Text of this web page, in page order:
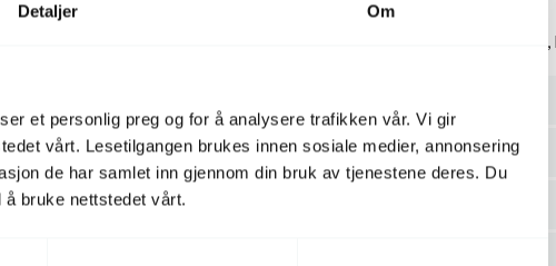
Detaljer Om
et personlig preg og for å analysere trafikken vår. Vi gir
vårt. Lesetilgangen brukes innen sosiale medier, annonsering
de har samlet inn gjennom din bruk av tjenestene deres. Du
bruke nettstedet vårt.
Perlite til frødekking, Perlite Agra Grade 2, 100l, 32 pr.
Antall sekker per pall 32
Forpakningstype